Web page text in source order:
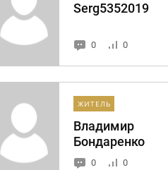
Serg5352019
0 0
ЖИТЕЛЬ
Владимир
Бондаренко
0 0